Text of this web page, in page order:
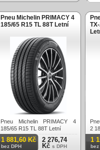
Pneu Michelin PRIMACY 4
185/65 R15 TL 88T Letní
Pneu Michelin PRIMACY 4
185/65 R15 TL 88T Letní
1 881,60 Kč
bez DPH
2 276,74
Kč s DPH
2
1
bez